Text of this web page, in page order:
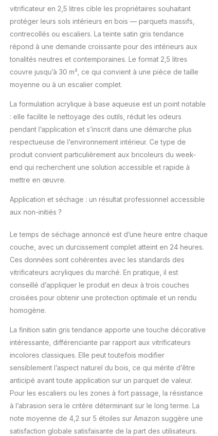
passages répétés,
Formule imperméable
et résistante aux chocs
et aux taches
Rendement : environ
12m²/L, Temps de
toucher en 1h,
Recouvrable en 4h,
24h, Nettoyage des
outils à l’eau Contenu : 1
x Vitrificateur pour Bois
Intérieur Xyladecor,
Parquets & Escaliers,
Couleur : Gris
Tendance, Aspect :
vitrificateur en 2,5 litres cible les propriétaires souhaitant
protéger leurs sols intérieurs en bois — parquets massifs,
contrecollés ou escaliers. La teinte satin gris tendance
répond à une demande croissante pour des intérieurs aux
tonalités neutres et contemporaines. Le format 2,5 litres
couvre jusqu’à 30 m², ce qui convient à une pièce de taille
moyenne ou à un escalier complet.
La formulation acrylique à base aqueuse est un point notable
: elle facilite le nettoyage des outils, réduit les odeurs
pendant l’application et s’inscrit dans une démarche plus
respectueuse de l’environnement intérieur. Ce type de
produit convient particulièrement aux bricoleurs du week-
end qui recherchent une solution accessible et rapide à
mettre en œuvre.
Application et séchage : un résultat professionnel accessible
aux non-initiés ?
Le temps de séchage annoncé est d’une heure entre chaque
couche, avec un durcissement complet atteint en 24 heures.
Ces données sont cohérentes avec les standards des
vitrificateurs acryliques du marché. En pratique, il est
conseillé d’appliquer le produit en deux à trois couches
croisées pour obtenir une protection optimale et un rendu
homogène.
La finition satin gris tendance apporte une touche décorative
intéressante, différenciante par rapport aux vitrificateurs
incolores classiques. Elle peut toutefois modifier
sensiblement l’aspect naturel du bois, ce qui mérite d’être
anticipé avant toute application sur un parquet de valeur.
Pour les escaliers ou les zones à fort passage, la résistance
à l’abrasion sera le critère déterminant sur le long terme. La
note moyenne de 4,2 sur 5 étoiles sur Amazon suggère une
satisfaction globale satisfaisante de la part des utilisateurs.